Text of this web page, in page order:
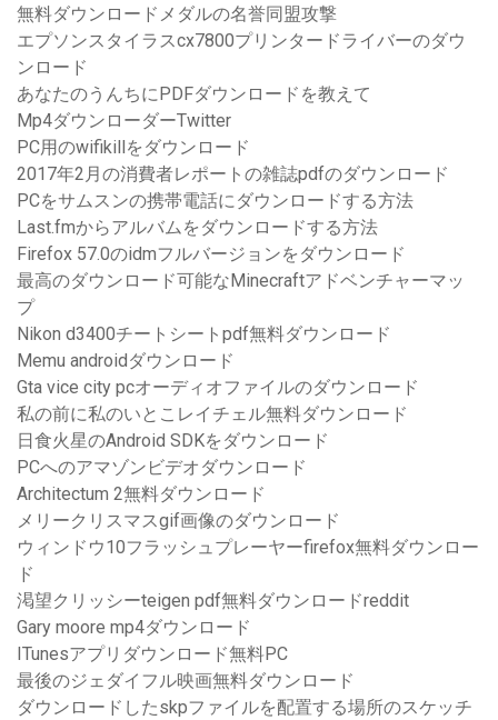
無料ダウンロードメダルの名誉同盟攻撃
エプソンスタイラスcx7800プリンタードライバーのダウ
ンロード
あなたのうんちにPDFダウンロードを教えて
Mp4ダウンローダーTwitter
PC用のwifikillをダウンロード
2017年2月の消費者レポートの雑誌pdfのダウンロード
PCをサムスンの携帯電話にダウンロードする方法
Last.fmからアルバムをダウンロードする方法
Firefox 57.0のidmフルバージョンをダウンロード
最高のダウンロード可能なMinecraftアドベンチャーマッ
プ
Nikon d3400チートシートpdf無料ダウンロード
Memu androidダウンロード
Gta vice city pcオーディオファイルのダウンロード
私の前に私のいとこレイチェル無料ダウンロード
日食火星のAndroid SDKをダウンロード
PCへのアマゾンビデオダウンロード
Architectum 2無料ダウンロード
メリークリスマスgif画像のダウンロード
ウィンドウ10フラッシュプレーヤーfirefox無料ダウンロー
ド
渇望クリッシーteigen pdf無料ダウンロードreddit
Gary moore mp4ダウンロード
ITunesアプリダウンロード無料PC
最後のジェダイフル映画無料ダウンロード
ダウンロードしたskpファイルを配置する場所のスケッチ